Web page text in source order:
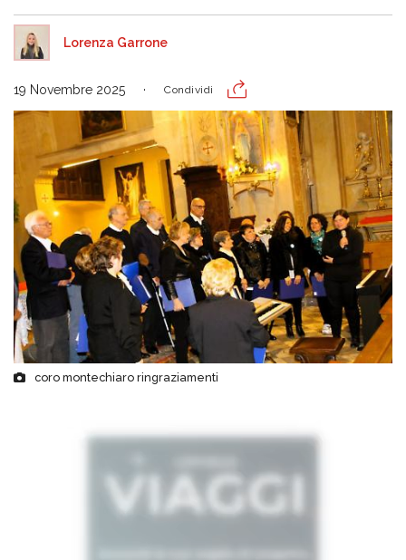
Lorenza Garrone
19 Novembre 2025 Condividi
coro montechiaro ringraziamenti